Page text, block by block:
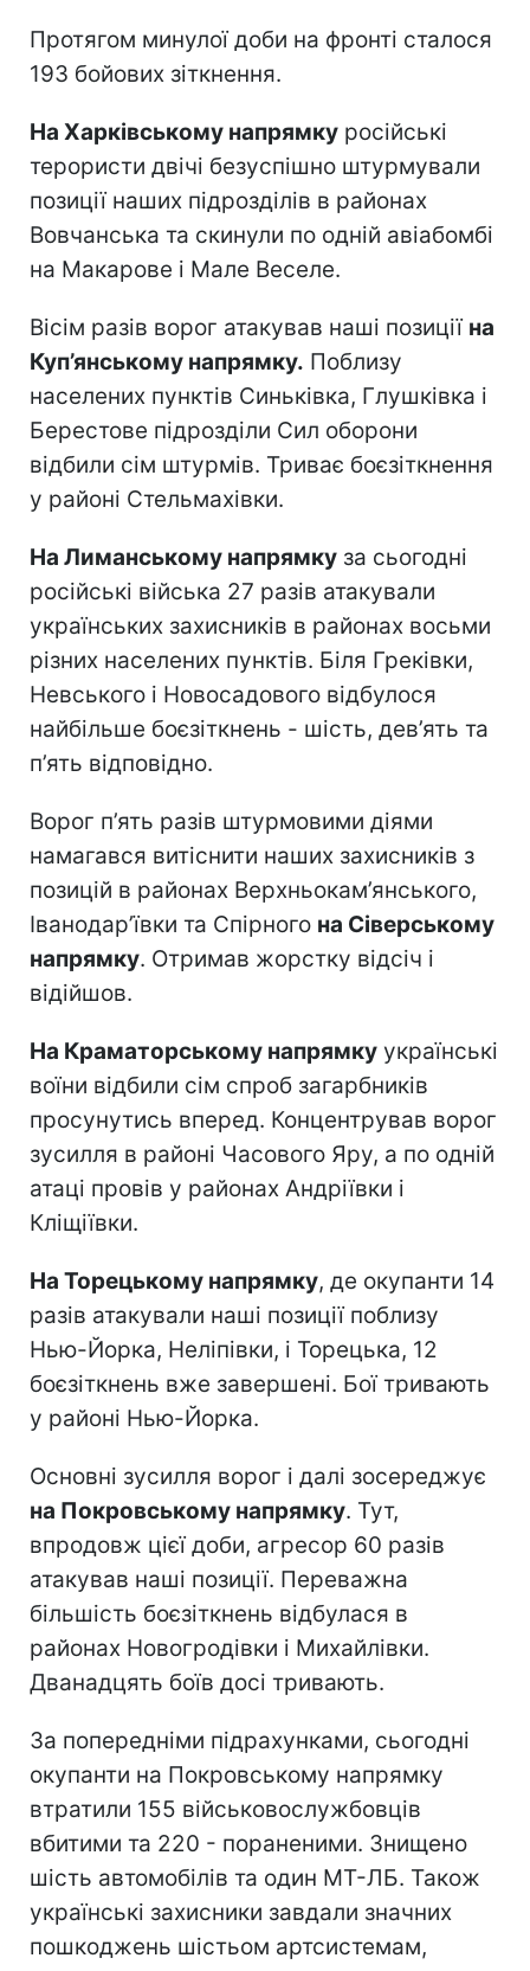
Протягом минулої доби на фронті сталося
193 бойових зіткнення.
На Харківському напрямку російські
терористи двічі безуспішно штурмували
позиції наших підрозділів в районах
Вовчанська та скинули по одній авіабомбі
на Макарове і Мале Веселе.
Вісім разів ворог атакував наші позиції на
Куп’янському напрямку. Поблизу
населених пунктів Синьківка, Глушківка і
Берестове підрозділи Сил оборони
відбили сім штурмів. Триває боєзіткнення
у районі Стельмахівки.
На Лиманському напрямку за сьогодні
російські війська 27 разів атакували
українських захисників в районах восьми
різних населених пунктів. Біля Греківки,
Невського і Новосадового відбулося
найбільше боєзіткнень - шість, дев’ять та
п’ять відповідно.
Ворог п’ять разів штурмовими діями
намагався витіснити наших захисників з
позицій в районах Верхньокам’янського,
Іванодар’ївки та Спірного на Сіверському
напрямку. Отримав жорстку відсіч і
відійшов.
На Краматорському напрямку українські
воїни відбили сім спроб загарбників
просунутись вперед. Концентрував ворог
зусилля в районі Часового Яру, а по одній
атаці провів у районах Андріївки і
Кліщіївки.
На Торецькому напрямку, де окупанти 14
разів атакували наші позиції поблизу
Нью-Йорка, Неліпівки, і Торецька, 12
боєзіткнень вже завершені. Бої тривають
у районі Нью-Йорка.
Основні зусилля ворог і далі зосереджує
на Покровському напрямку. Тут,
впродовж цієї доби, агресор 60 разів
атакував наші позиції. Переважна
більшість боєзіткнень відбулася в
районах Новогродівки і Михайлівки.
Дванадцять боїв досі тривають.
За попередніми підрахунками, сьогодні
окупанти на Покровському напрямку
втратили 155 військовослужбовців
вбитими та 220 - пораненими. Знищено
шість автомобілів та один МТ-ЛБ. Також
українські захисники завдали значних
пошкоджень шістьом артсистемам,